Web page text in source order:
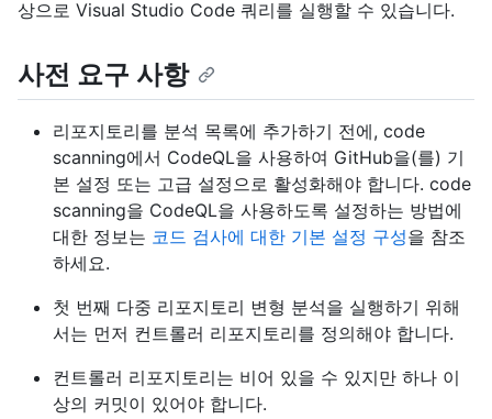
상으로 Visual Studio Code 쿼리를 실행할 수 있습니다.
사전 요구 사항
리포지토리를 분석 목록에 추가하기 전에, code
scanning에서 CodeQL을 사용하여 GitHub을(를) 기
본 설정 또는 고급 설정으로 활성화해야 합니다. code
scanning을 CodeQL을 사용하도록 설정하는 방법에
대한 정보는 코드 검사에 대한 기본 설정 구성을 참조
하세요.
첫 번째 다중 리포지토리 변형 분석을 실행하기 위해
서는 먼저 컨트롤러 리포지토리를 정의해야 합니다.
컨트롤러 리포지토리는 비어 있을 수 있지만 하나 이
상의 커밋이 있어야 합니다.